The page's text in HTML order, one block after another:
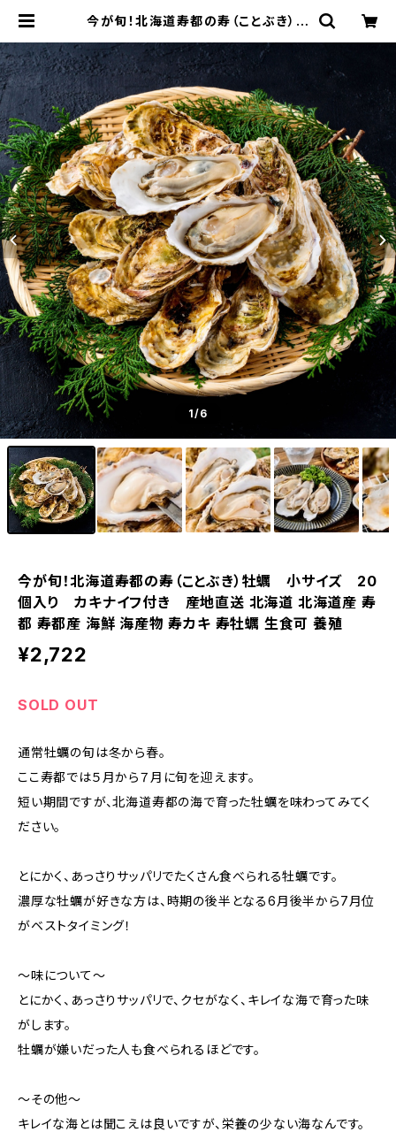
今が旬！北海道寿都の寿（ことぶき）牡
フ付き 産地直送 北海道 北海道産
寿都 寿都産 海鮮 海産物 寿カキ 寿牡
蠣 生食可 養殖 | マルホン小西漁業
Online Shop
1/6
今が旬！北海道寿都の寿（ことぶき）牡蠣 小サイズ 20
個入り カキナイフ付き 産地直送 北海道 北海道産 寿
都 寿都産 海鮮 海産物 寿カキ 寿牡蠣 生食可 養殖
¥2,722
SOLD OUT
通常牡蠣の旬は冬から春。
ここ寿都では５月から７月に旬を迎えます。
短い期間ですが、北海道寿都の海で育った牡蠣を味わってみてく
ださい。
とにかく、あっさりサッパリでたくさん食べられる牡蠣です。
濃厚な牡蠣が好きな方は、時期の後半となる6月後半から7月位
がベストタイミング！
〜味について〜
とにかく、あっさりサッパリで、クセがなく、キレイな海で育った味
がします。
牡蠣が嫌いだった人も食べられるほどです。
〜その他〜
キレイな海とは聞こえは良いですが、栄養の少ない海なんです。